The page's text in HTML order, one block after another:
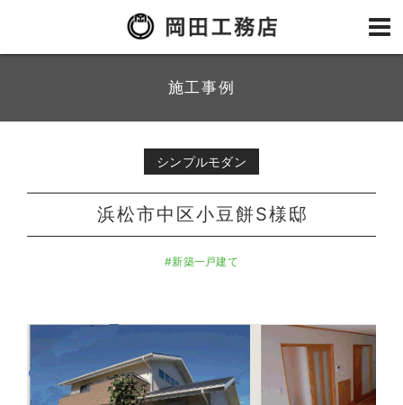
施工事例
シンプルモダン
浜松市中区小豆餅S様邸
#新築一戸建て